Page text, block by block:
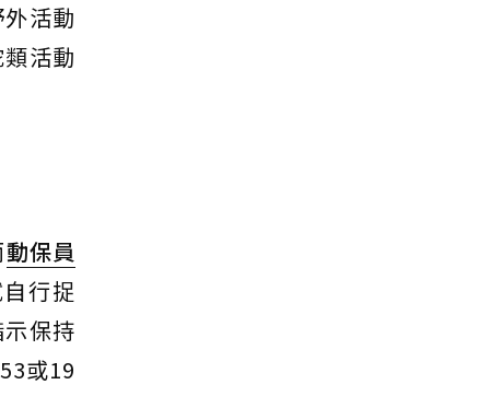
活動
活動
動保員
行捉
保持
或19